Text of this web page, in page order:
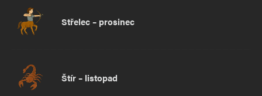
Střelec – prosinec
Štír – listopad